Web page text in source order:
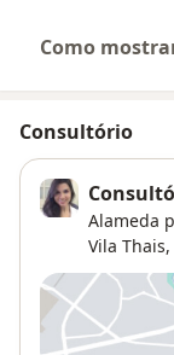
Como
Consultório
Alameda
Vila Thais,